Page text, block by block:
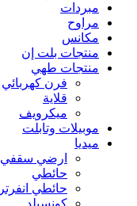
مبردات
مراوح
مكانس
منتجات بلت إن
منتجات طهي
فرن كهربائي
قلاية
ميكرويف
موبيلات وتابلت
ميديا
ارضي سقفي
حائطي
حائطي انفرتر